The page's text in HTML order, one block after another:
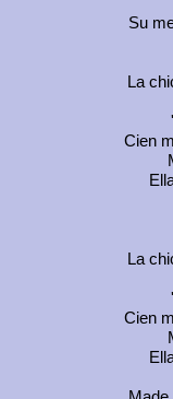
Su
La
Cien
La
Cien